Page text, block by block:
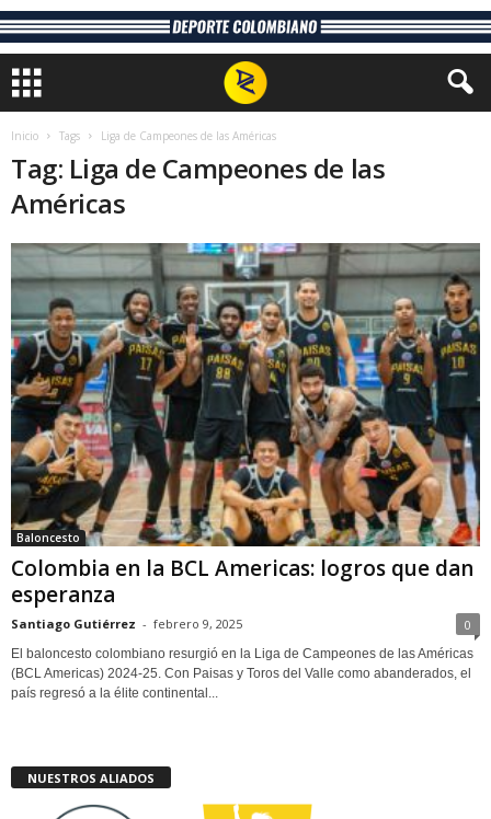
Inicio Tags Liga de Campeones de las Américas
Tag: Liga de Campeones de las
Américas
Baloncesto
Colombia en la BCL Americas: logros que dan
esperanza
Santiago Gutiérrez - febrero 9, 2025 0
El baloncesto colombiano resurgió en la Liga de Campeones de las Américas
(BCL Americas) 2024-25. Con Paisas y Toros del Valle como abanderados, el
país regresó a la élite continental...
NUESTROS ALIADOS